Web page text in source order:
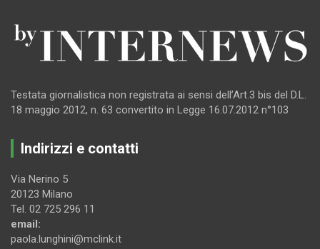
Testata giornalistica non registrata ai sensi dell’Art.3 bis del D.L.
18 maggio 2012, n. 63 convertito in Legge 16.07.2012 n°103
Indirizzi e contatti
Via Nerino 5
20123 Milano
Tel. 02 725 296 11
email:
paola.lunghini@mclink.it